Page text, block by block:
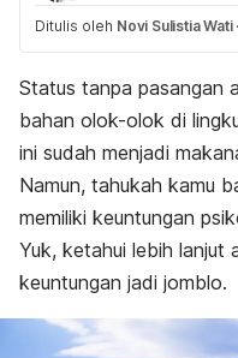
Ditulis oleh Novi Sulistia Wati ·
Status tanpa pasangan
bahan olok-olok di
ini sudah menjadi
Namun, tahukah kamu
memiliki keuntungan
Yuk, ketahui lebih lanjut
keuntungan jadi jomblo.